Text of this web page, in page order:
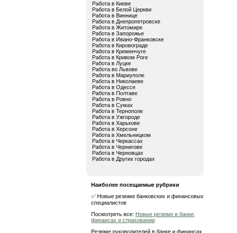
Работа в Киеве
Работа в Белой Церкви
Работа в Виннице
Работа в Днепропетровске
Работа в Житомире
Работа в Запорожье
Работа в Ивано-Франковске
Работа в Кировограде
Работа в Кременчуге
Работа в Кривом Роге
Работа в Луцке
Работа во Львове
Работа в Мариуполе
Работа в Николаеве
Работа в Одессе
Работа в Полтаве
Работа в Ровно
Работа в Сумах
Работа в Тернополе
Работа в Ужгороде
Работа в Харькове
Работа в Херсоне
Работа в Хмельницком
Работа в Черкассах
Работа в Чернигове
Работа в Черновцах
Работа в Других городах
Наиболее посещаемые рубрики
✅ Новые резюме банковских и финансовых
специалистов
Посмотреть все: Новые резюме в банке,
финансах и страховании
Резюме руководителей в банке и финансах